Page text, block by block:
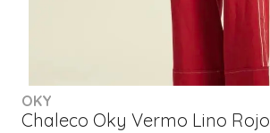
OKY
Chaleco Oky Vermo Lino Rojo